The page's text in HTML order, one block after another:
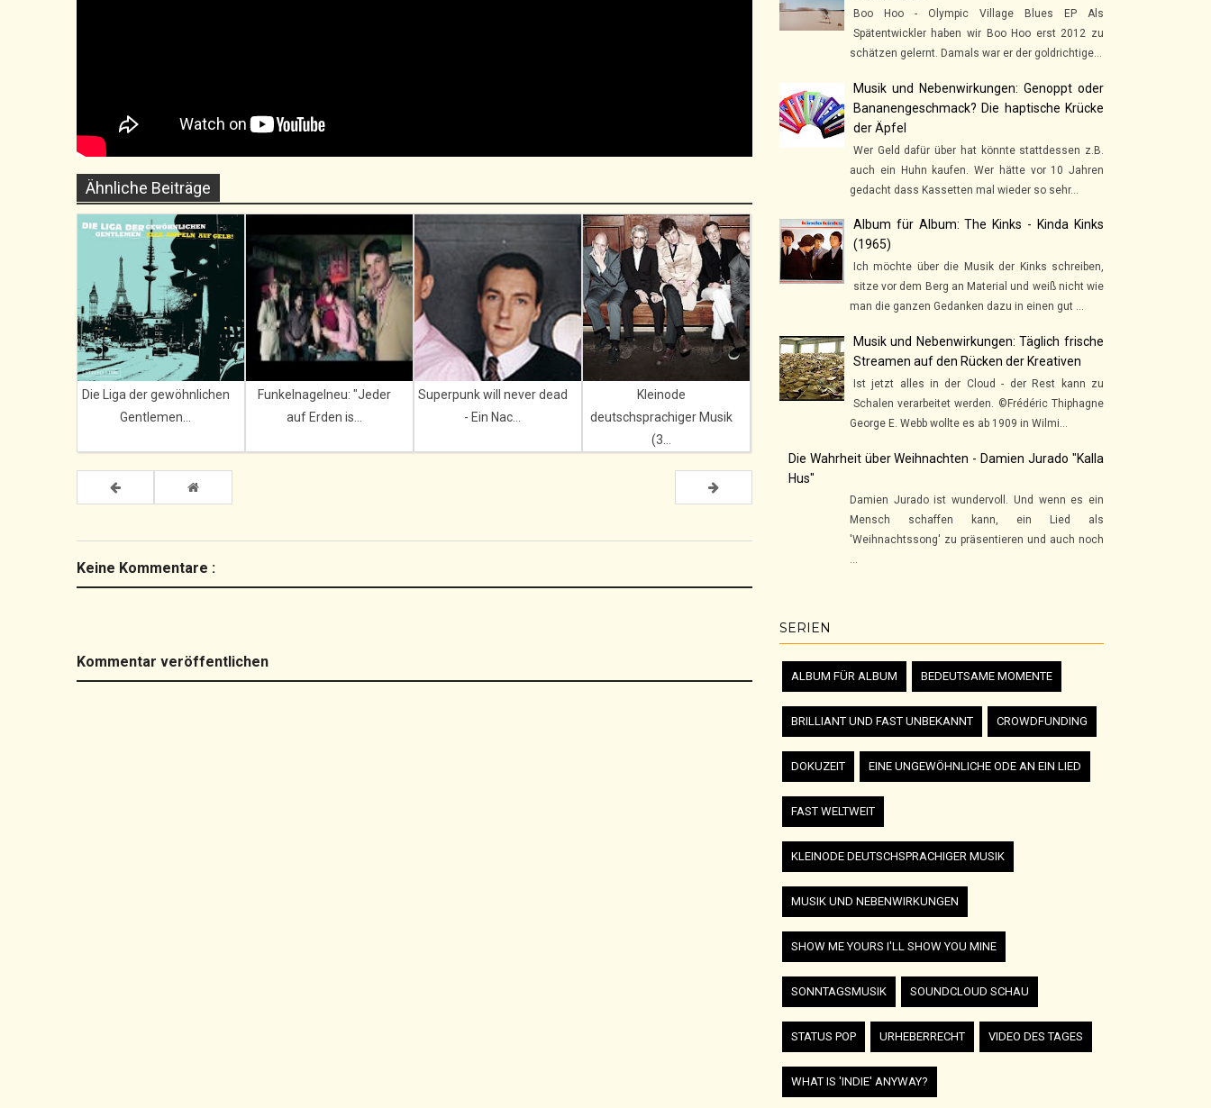
Ähnliche Beiträge
Die Liga der gewöhnlichen
Gentlemen...
Funkelnagelneu: "Jeder
auf Erden is...
Superpunk will never dead
- Ein Nac...
Kleinode
deutschsprachiger Musik
(3...
Keine Kommentare :
Kommentar veröffentlichen
Boo Hoo - Olympic Village Blues EP Als
Spätentwickler haben wir Boo Hoo erst 2012 zu
schätzen gelernt. Damals war er der goldrichtige...
Musik und Nebenwirkungen: Genoppt oder
Bananengeschmack? Die haptische Krücke
der Äpfel
Wer Geld dafür über hat könnte stattdessen z.B.
auch ein Huhn kaufen. Wer hätte vor 10 Jahren
gedacht dass Kassetten mal wieder so sehr...
Album für Album: The Kinks - Kinda Kinks
(1965)
Ich möchte über die Musik der Kinks schreiben,
sitze vor dem Berg an Material und weiß nicht wie
man die ganzen Gedanken dazu in einen gut ...
Musik und Nebenwirkungen: Täglich frische
Streamen auf den Rücken der Kreativen
Ist jetzt alles in der Cloud - der Rest kann zu
Schalen verarbeitet werden. ©Frédéric Thiphagne
George E. Webb wollte es ab 1909 in Wilmi...
Die Wahrheit über Weihnachten - Damien Jurado "Kalla
Hus"
Damien Jurado ist wundervoll. Und wenn es ein
Mensch schaffen kann, ein Lied als
'Weihnachtssong' zu präsentieren und auch noch
...
SERIEN
ALBUM FÜR ALBUM BEDEUTSAME MOMENTE
BRILLIANT UND FAST UNBEKANNT CROWDFUNDING
DOKUZEIT EINE UNGEWÖHNLICHE ODE AN EIN LIED
FAST WELTWEIT
KLEINODE DEUTSCHSPRACHIGER MUSIK
MUSIK UND NEBENWIRKUNGEN
SHOW ME YOURS I'LL SHOW YOU MINE
SONNTAGSMUSIK SOUNDCLOUD SCHAU
STATUS POP URHEBERRECHT VIDEO DES TAGES
WHAT IS 'INDIE' ANYWAY?